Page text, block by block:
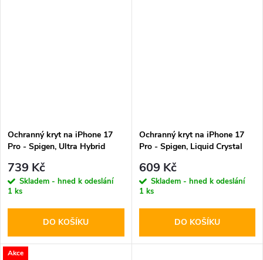
Ochranný kryt na iPhone 17
Pro - Spigen, Ultra Hybrid
739 Kč
Skladem - hned k odeslání
1 ks
DO KOŠÍKU
Ochranný kryt na iPhone 17
Pro - Spigen, Liquid Crystal
609 Kč
Skladem - hned k odeslání
1 ks
DO KOŠÍKU
Akce